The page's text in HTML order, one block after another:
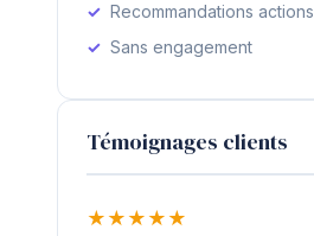
Recommandations actions
Sans engagement
Témoignages clients
★ ★ ★ ★ ★